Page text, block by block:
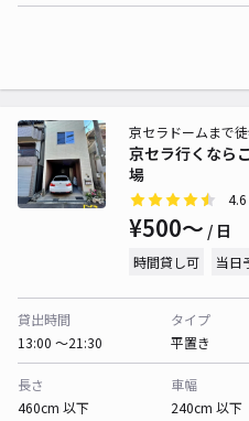
京セラ行くなら
場
京セラドームまで
4.6
¥500〜 / 日
時間貸し可 当日
貸出時間
13:00 〜21:30
タイプ
平置き
長さ
460cm 以下
車幅
240cm 以下